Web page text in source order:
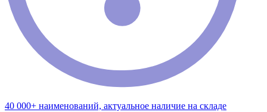
40 000+ наименований, актуальное наличие на складе